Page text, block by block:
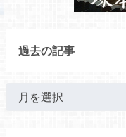
過去の記事